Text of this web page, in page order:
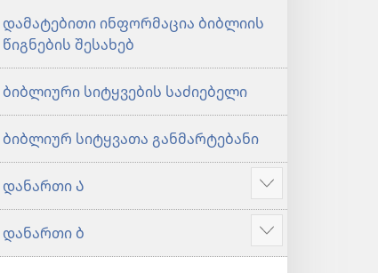
დამატებითი ინფორმაცია ბიბლიის
წიგნების შესახებ
ბიბლიური სიტყვების საძიებელი
ბიბლიურ სიტყვათა განმარტებანი
დანართი Ა
აჩვენეთ
მეტი
დანართი ბ
აჩვენეთ
მეტი